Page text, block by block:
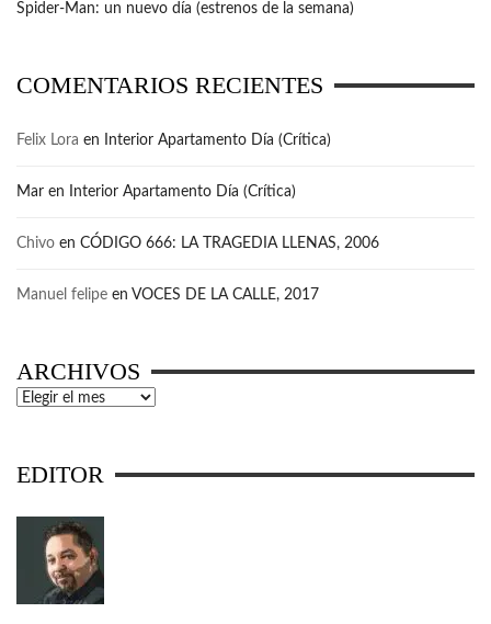
Spider-Man: un nuevo día (estrenos de la semana)
COMENTARIOS RECIENTES
Felix Lora en Interior Apartamento Día (Crítica)
Mar en Interior Apartamento Día (Crítica)
Chivo en CÓDIGO 666: LA TRAGEDIA LLENAS, 2006
Manuel felipe en VOCES DE LA CALLE, 2017
ARCHIVOS
Archivos
EDITOR